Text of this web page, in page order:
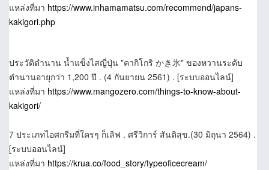
แหล่งที่มา https://www.inhamamatsu.com/recommend/japans-
kakigori.php
ประวัติตำนาน น้ำแข็งไสญี่ปุ่น "คากิโกริ かき氷" ของหวานระดับ
ตำนานอายุกว่า 1,200 ปี . (4 กันยายน 2561) . [ระบบออนไลน์]
แหล่งที่มา https://www.mangozero.com/things-to-know-about-
kakigori/
7 ประเภทไอศกรีมที่ใครๆ ก็เลิฟ . ศรีวิการ์ สันติสุข.(30 มิถุนา 2564) .
[ระบบออนไลน์]
แหล่งที่มา https://krua.co/food_story/typeoficecream/